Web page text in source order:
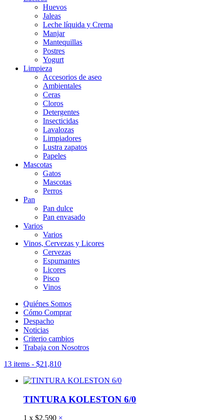
Huevos
Jaleas
Leche líquida y Crema
Manjar
Mantequillas
Postres
Yogurt
Limpieza
Accesorios de aseo
Ambientales
Ceras
Cloros
Detergentes
Insecticidas
Lavalozas
Limpiadores
Lustra zapatos
Papeles
Mascotas
Gatos
Mascotas
Perros
Pan
Pan dulce
Pan envasado
Varios
Varios
Vinos, Cervezas y Licores
Cervezas
Espumantes
Licores
Pisco
Vinos
Quiénes Somos
Cómo Comprar
Despacho
Noticias
Criterio cambios
Trabaja con Nosotros
13 items - $21,810
TINTURA KOLESTON 6/0
1 x $2,590 ×